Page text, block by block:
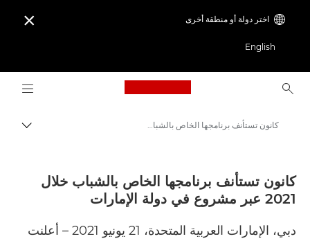
اختر دولة أو منطقة أخرى
English

back to home page
مسار
المركز الصحفي لدى Canon
الإصدارات الصحفية - المركز الصحفي لدى Canon
كانون تستأنف برنامجها الخاص بالشباب خلال 2021 عبر مشروع في دولة الإمارات - مركز الصحافة- كانون
كانون تستأنف برنامجها الخاص بالشباب خلال
2021 عبر مشروع في دولة الإمارات
دبي، الإمارات العربية المتحدة، 21 يونيو 2021 – أعلنت